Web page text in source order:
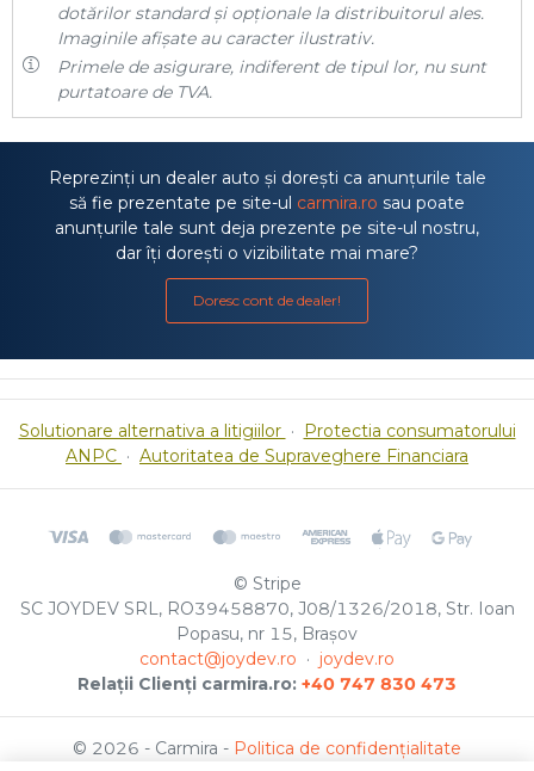
dotărilor standard și opționale la distribuitorul ales.
Imaginile afișate au caracter ilustrativ.
Primele de asigurare, indiferent de tipul lor, nu sunt
purtatoare de TVA.
Reprezinți un dealer auto și dorești ca anunțurile tale
să fie prezentate pe site-ul carmira.ro sau poate
anunțurile tale sunt deja prezente pe site-ul nostru,
dar îți dorești o vizibilitate mai mare?
Doresc cont de dealer!
Solutionare alternativa a litigiilor · Protectia consumatorului
ANPC · Autoritatea de Supraveghere Financiara
© Stripe
SC JOYDEV SRL, RO39458870, J08/1326/2018, Str. Ioan
Popasu, nr 15, Brașov
contact@joydev.ro · joydev.ro
Relații Clienți carmira.ro: +40 747 830 473
© 2026 - Carmira - Politica de confidențialitate